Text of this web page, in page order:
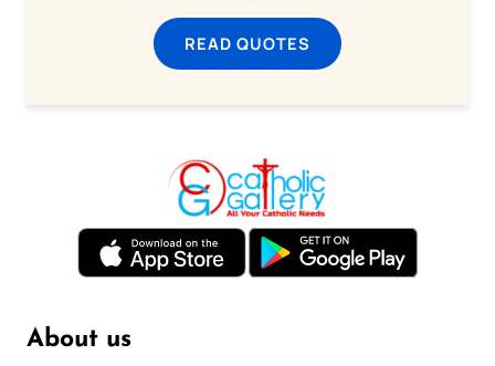
READ QUOTES
About us